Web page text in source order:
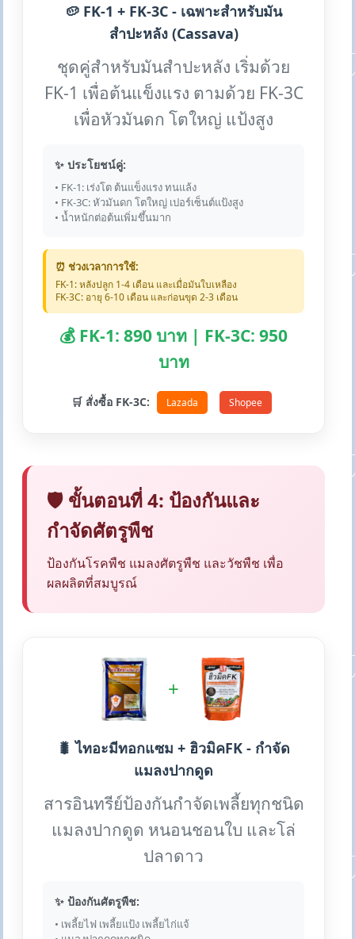
🥔 FK-1 + FK-3C - เฉพาะสำหรับมัน
สำปะหลัง (Cassava)
ชุดคู่สำหรับมันสำปะหลัง เริ่มด้วย
FK-1 เพื่อต้นแข็งแรง ตามด้วย FK-3C
เพื่อหัวมันดก โตใหญ่ แป้งสูง
✨ ประโยชน์คู่:
• FK-1: เร่งโต ต้นแข็งแรง ทนแล้ง
• FK-3C: หัวมันดก โตใหญ่ เปอร์เซ็นต์แป้งสูง
• น้ำหนักต่อต้นเพิ่มขึ้นมาก
⏰ ช่วงเวลาการใช้:
FK-1: หลังปลูก 1-4 เดือน และเมื่อมันใบเหลือง
FK-3C: อายุ 6-10 เดือน และก่อนขุด 2-3 เดือน
💰 FK-1: 890 บาท | FK-3C: 950
บาท
🛒 สั่งซื้อ FK-3C: Lazada Shopee
🛡️ ขั้นตอนที่ 4: ป้องกันและ
กำจัดศัตรูพืช
ป้องกันโรคพืช แมลงศัตรูพืช และวัชพืช เพื่อ
ผลผลิตที่สมบูรณ์
+
🐛 ไทอะมีทอกแซม + ฮิวมิคFK - กำจัด
แมลงปากดูด
สารอินทรีย์ป้องกันกำจัดเพลี้ยทุกชนิด
แมลงปากดูด หนอนชอนใบ และโล่
ปลาดาว
✨ ป้องกันศัตรูพืช:
• เพลี้ยไฟ เพลี้ยแป้ง เพลี้ยไก่แจ้